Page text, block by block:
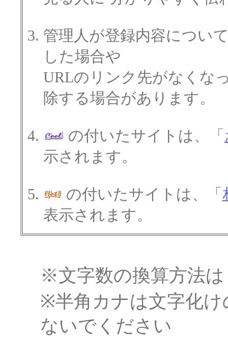
管理人が登録内容につい
した場合や
URLのリンク先がなくな
除する場合があります。
の付いたサイトは、「
示されます。
の付いたサイトは、「
表示されます。
※文字数の換算方法は
※半角カナは文字化
ないでください